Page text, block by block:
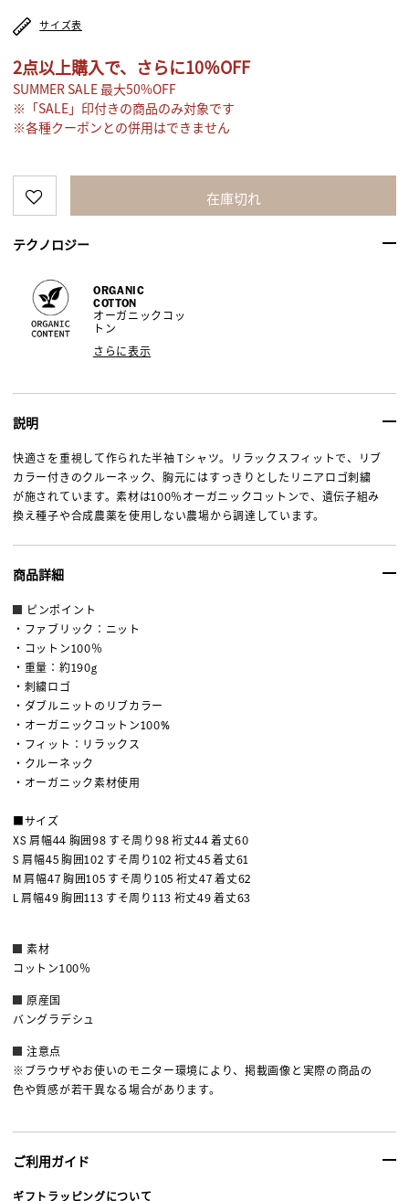
サイズ表
2点以上購入で、さらに10％OFF
SUMMER SALE 最大50%OFF
※「SALE」印付きの商品のみ対象です
※各種クーポンとの併用はできません
在庫切れ
テクノロジー
ORGANIC
COTTON
オーガニックコッ
トン
さらに表示
説明
快適さを重視して作られた半袖 Tシャツ。リラックスフィットで、リブ
カラー付きのクルーネック、胸元にはすっきりとしたリニアロゴ刺繍
が施されています。素材は100％オーガニックコットンで、遺伝子組み
換え種子や合成農薬を使用しない農場から調達しています。
商品詳細
ピンポイント
・ファブリック：ニット
・コットン100％
・重量：約190g
・刺繍ロゴ
・ダブルニットのリブカラー
・オーガニックコットン100%
・フィット：リラックス
・クルーネック
・オーガニック素材使用
■サイズ
XS 肩幅44 胸囲98 すそ周り98 裄丈44 着丈60
S 肩幅45 胸囲102 すそ周り102 裄丈45 着丈61
M 肩幅47 胸囲105 すそ周り105 裄丈47 着丈62
L 肩幅49 胸囲113 すそ周り113 裄丈49 着丈63
素材
コットン100％
原産国
バングラデシュ
注意点
※ブラウザやお使いのモニター環境により、掲載画像と実際の商品の
色や質感が若干異なる場合があります。
ご利用ガイド
ギフトラッピングについて